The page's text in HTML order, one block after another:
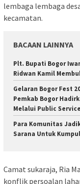
lembaga lembaga
kecamatan.
BACAAN LAINNYA
Plt. Bupati Bogor
Ridwan Kamil
Gelaran Bogor Fest
Pemkab Bogor
Melalui Public
Para Komunitas
Sarana Untuk
Camat sukaraja, Ria
konflik persoalan